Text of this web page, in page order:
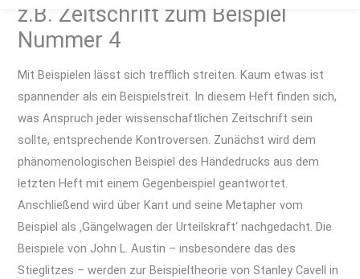
z.B. Zeitschrift zum Beispiel
Nummer 4
Mit Beispielen lässt sich trefflich streiten. Kaum etwas ist
spannender als ein Beispielstreit. In diesem Heft finden sich,
was Anspruch jeder wissenschaftlichen Zeitschrift sein
sollte, entsprechende Kontroversen. Zunächst wird dem
phänomenologischen Beispiel des Händedrucks aus dem
letzten Heft mit einem Gegenbeispiel geantwortet.
Anschließend wird über Kant und seine Metapher vom
Beispiel als ‚Gängelwagen der Urteilskraft‘ nachgedacht. Die
Beispiele von John L. Austin – insbesondere das des
Stieglitzes – werden zur Beispieltheorie von Stanley Cavell in